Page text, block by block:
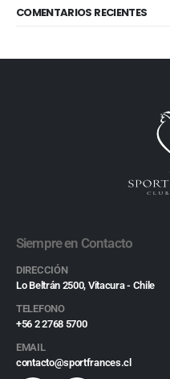
COMENTARIOS RECIENTES
Siempre en Contacto
DIRECCIÓN
Lo Beltrán 2500, Vitacura - Chile
TELEFONO
+56 2 2768 5700
EMAIL
contacto@sportfrances.cl